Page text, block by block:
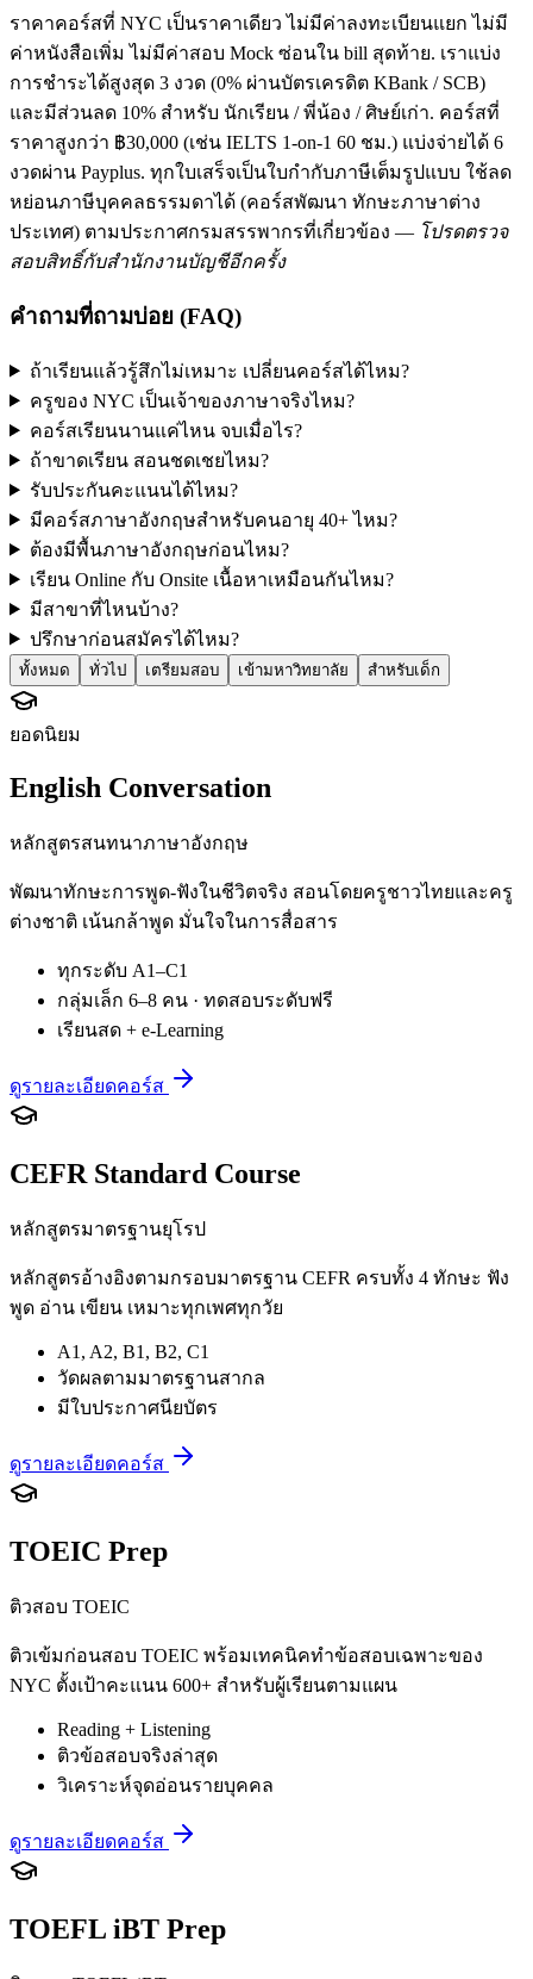
ราคาคอร์สที่ NYC เป็นราคาเดียว ไม่มีค่าลงทะเบียนแยก ไม่มี
ค่าหนังสือเพิ่ม ไม่มีค่าสอบ Mock ซ่อนใน bill สุดท้าย. เราแบ่ง
การชำระได้สูงสุด 3 งวด (0% ผ่านบัตรเครดิต KBank / SCB)
และมีส่วนลด 10% สำหรับ นักเรียน / พี่น้อง / ศิษย์เก่า. คอร์สที่
ราคาสูงกว่า ฿30,000 (เช่น IELTS 1-on-1 60 ชม.) แบ่งจ่ายได้ 6
งวดผ่าน Payplus. ทุกใบเสร็จเป็นใบกำกับภาษีเต็มรูปแบบ ใช้ลด
หย่อนภาษีบุคคลธรรมดาได้ (คอร์สพัฒนา ทักษะภาษาต่าง
ประเทศ) ตามประกาศกรมสรรพากรที่เกี่ยวข้อง — โปรดตรวจ
สอบสิทธิ์กับสำนักงานบัญชีอีกครั้ง
คำถามที่ถามบ่อย (FAQ)
ถ้าเรียนแล้วรู้สึกไม่เหมาะ เปลี่ยนคอร์สได้ไหม?
ครูของ NYC เป็นเจ้าของภาษาจริงไหม?
คอร์สเรียนนานแค่ไหน จบเมื่อไร?
ถ้าขาดเรียน สอนชดเชยไหม?
รับประกันคะแนนได้ไหม?
มีคอร์สภาษาอังกฤษสำหรับคนอายุ 40+ ไหม?
ต้องมีพื้นภาษาอังกฤษก่อนไหม?
เรียน Online กับ Onsite เนื้อหาเหมือนกันไหม?
มีสาขาที่ไหนบ้าง?
ปรึกษาก่อนสมัครได้ไหม?
ทั้งหมด ทั่วไป เตรียมสอบ เข้ามหาวิทยาลัย สำหรับเด็ก
ยอดนิยม
English Conversation
หลักสูตรสนทนาภาษาอังกฤษ
พัฒนาทักษะการพูด-ฟังในชีวิตจริง สอนโดยครูชาวไทยและครู
ต่างชาติ เน้นกล้าพูด มั่นใจในการสื่อสาร
ทุกระดับ A1–C1
กลุ่มเล็ก 6–8 คน · ทดสอบระดับฟรี
เรียนสด + e-Learning
ดูรายละเอียดคอร์ส
CEFR Standard Course
หลักสูตรมาตรฐานยุโรป
หลักสูตรอ้างอิงตามกรอบมาตรฐาน CEFR ครบทั้ง 4 ทักษะ ฟัง
พูด อ่าน เขียน เหมาะทุกเพศทุกวัย
A1, A2, B1, B2, C1
วัดผลตามมาตรฐานสากล
มีใบประกาศนียบัตร
ดูรายละเอียดคอร์ส
TOEIC Prep
ติวสอบ TOEIC
ติวเข้มก่อนสอบ TOEIC พร้อมเทคนิคทำข้อสอบเฉพาะของ
NYC ตั้งเป้าคะแนน 600+ สำหรับผู้เรียนตามแผน
Reading + Listening
ติวข้อสอบจริงล่าสุด
วิเคราะห์จุดอ่อนรายบุคคล
ดูรายละเอียดคอร์ส
TOEFL iBT Prep